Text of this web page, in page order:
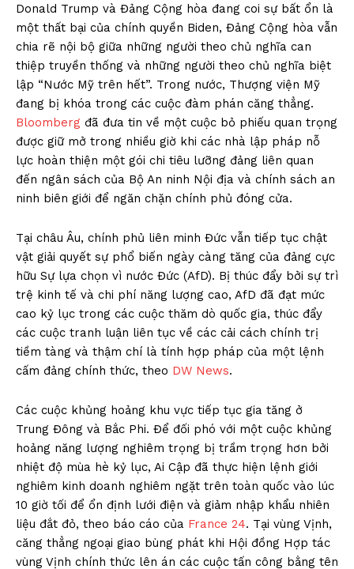
Donald Trump và Đảng Cộng hòa đang coi sự bất ổn là
một thất bại của chính quyền Biden, Đảng Cộng hòa vẫn
chia rẽ nội bộ giữa những người theo chủ nghĩa can
thiệp truyền thống và những người theo chủ nghĩa biệt
lập “Nước Mỹ trên hết”. Trong nước, Thượng viện Mỹ
đang bị khóa trong các cuộc đàm phán căng thẳng.
Bloomberg đã đưa tin về một cuộc bỏ phiếu quan trọng
được giữ mở trong nhiều giờ khi các nhà lập pháp nỗ
lực hoàn thiện một gói chi tiêu lưỡng đảng liên quan
đến ngân sách của Bộ An ninh Nội địa và chính sách an
ninh biên giới để ngăn chặn chính phủ đóng cửa.
Tại châu Âu, chính phủ liên minh Đức vẫn tiếp tục chật
vật giải quyết sự phổ biến ngày càng tăng của đảng cực
hữu Sự lựa chọn vì nước Đức (AfD). Bị thúc đẩy bởi sự trì
trệ kinh tế và chi phí năng lượng cao, AfD đã đạt mức
cao kỷ lục trong các cuộc thăm dò quốc gia, thúc đẩy
các cuộc tranh luận liên tục về các cải cách chính trị
tiềm tàng và thậm chí là tính hợp pháp của một lệnh
cấm đảng chính thức, theo DW News.
Các cuộc khủng hoảng khu vực tiếp tục gia tăng ở
Trung Đông và Bắc Phi. Để đối phó với một cuộc khủng
hoảng năng lượng nghiêm trọng bị trầm trọng hơn bởi
nhiệt độ mùa hè kỷ lục, Ai Cập đã thực hiện lệnh giới
nghiêm kinh doanh nghiêm ngặt trên toàn quốc vào lúc
10 giờ tối để ổn định lưới điện và giảm nhập khẩu nhiên
liệu đắt đỏ, theo báo cáo của France 24. Tại vùng Vịnh,
căng thẳng ngoại giao bùng phát khi Hội đồng Hợp tác
vùng Vịnh chính thức lên án các cuộc tấn công bằng tên